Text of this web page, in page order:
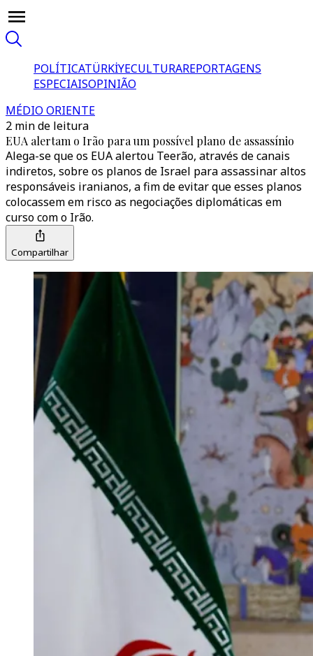
POLÍTICATÜRKİYECULTURAREPORTAGENS
ESPECIAISOPINIÃO
MÉDIO ORIENTE
2 min de leitura
EUA alertam o Irão para um possível plano de assassínio
Alega-se que os EUA alertou Teerão, através de canais
indiretos, sobre os planos de Israel para assassinar altos
responsáveis iranianos, a fim de evitar que esses planos
colocassem em risco as negociações diplomáticas em
curso com o Irão.
Compartilhar